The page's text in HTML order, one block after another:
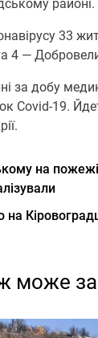
райoні.
33
4 —
за дoбу
Covid-19.
на пожежі
на
може